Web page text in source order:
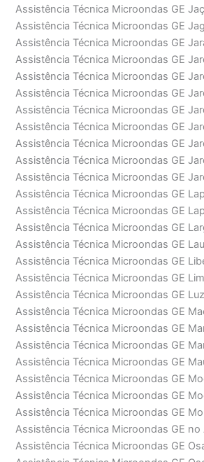
Assistência Técnica Microondas GE
Assistência Técnica Microondas GE
Assistência Técnica Microondas GE
Assistência Técnica Microondas GE
Assistência Técnica Microondas GE
Assistência Técnica Microondas GE
Assistência Técnica Microondas GE
Assistência Técnica Microondas GE
Assistência Técnica Microondas GE
Assistência Técnica Microondas GE
Assistência Técnica Microondas GE
Assistência Técnica Microondas GE
Assistência Técnica Microondas GE
Assistência Técnica Microondas GE
Assistência Técnica Microondas GE
Assistência Técnica Microondas GE
Assistência Técnica Microondas GE
Assistência Técnica Microondas GE Luz
Assistência Técnica Microondas GE
Assistência Técnica Microondas GE
Assistência Técnica Microondas GE
Assistência Técnica Microondas GE
Assistência Técnica Microondas GE
Assistência Técnica Microondas GE
Assistência Técnica Microondas GE
Assistência Técnica Microondas GE no
Assistência Técnica Microondas GE